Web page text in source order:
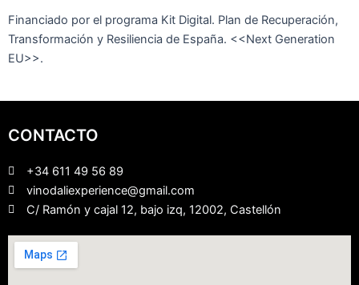
Financiado por el programa Kit Digital. Plan de Recuperación,
Transformación y Resiliencia de España. <<Next Generation
EU>>.
CONTACTO
+34 611 49 56 89
vinodaliexperience@gmail.com
C/ Ramón y cajal 12, bajo izq, 12002, Castellón